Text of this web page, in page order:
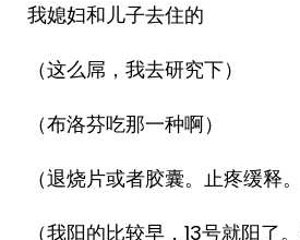
我媳妇和儿子去住的
（这么屌，我去研究下）
（布洛芬吃那一种啊）
（退烧片或者胶囊。止疼缓释。
（我阳的比较早，13号就阳了